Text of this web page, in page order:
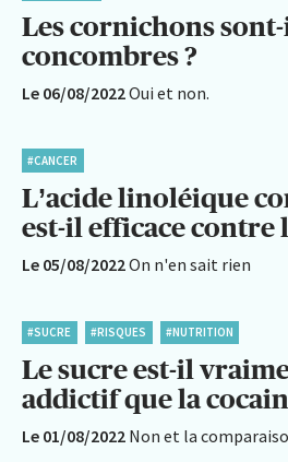
Les cornichons sont-
concombres ?
Le 06/08/2022Oui et non.
#CANCER
L’acide linoléique
est-il efficace contre
Le 05/08/2022On n'en sait rien
#SUCRE #RISQUES #NUTRITION
Le sucre est-il
addictif que la
Le 01/08/2022 Non et la